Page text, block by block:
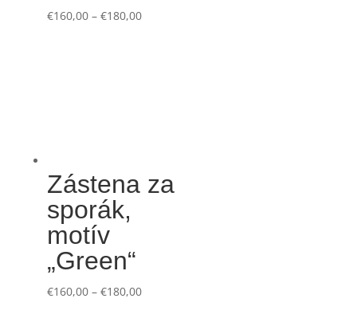
€160,00– €180,00
Zástena za
sporák,
motív
„Green“
€160,00– €180,00